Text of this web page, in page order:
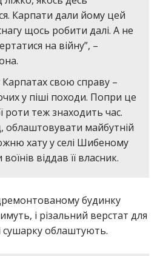
Карпати дали йому цей
щось робити далі. А не
на війну”, –
Карпатах свою справу –
у піші походи. Попри це
роти теж знаходить час.
облаштовувати майбутній
хату у селі Шибеному
віддав її власник.
будинку
і різальний верстат для
сушарку облаштують.